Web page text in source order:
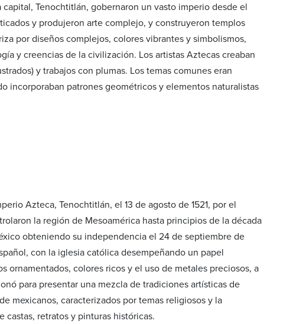
Tenochtitlán, gobernaron un vasto imperio desde el
y produjeron arte complejo, y construyeron templos
por diseños complejos, colores vibrantes y simbolismos,
y creencias de la civilización. Los artistas Aztecas creaban
y trabajos con plumas. Los temas comunes eran
incorporaban patrones geométricos y elementos naturalistas
Azteca, Tenochtitlán, el 13 de agosto de 1521, por el
la región de Mesoamérica hasta principios de la década
obteniendo su independencia el 24 de septiembre de
con la iglesia católica desempeñando un papel
ornamentados, colores ricos y el uso de metales preciosos, a
para presentar una mezcla de tradiciones artísticas de
mexicanos, caracterizados por temas religiosos y la
retratos y pinturas históricas.